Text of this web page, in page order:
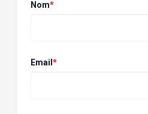
Nom*
Email *